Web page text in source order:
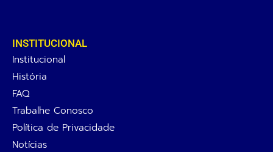
INSTITUCIONAL
Institucional
História
FAQ
Trabalhe Conosco
Política de Privacidade
Notícias